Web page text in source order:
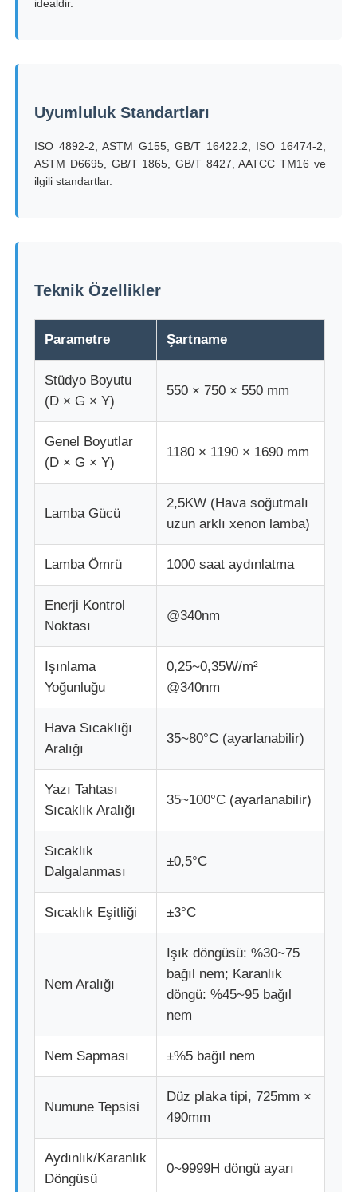
kauçuk test cihazları
Ambalaj testi ekipmanları
Yapıştırıcı deneme ekipmanları
kumaş test makinesi
Sıcaklık ve Nem Kontrol Cihazı
idealdir.
Uyumluluk Standartları
ISO 4892-2, ASTM G155, GB/T 16422.2, ISO 16474-2,
ASTM D6695, GB/T 1865, GB/T 8427, AATCC TM16 ve
ilgili standartlar.
Teknik Özellikler
Parametre Şartname
Stüdyo Boyutu
(D × G × Y)
550 × 750 × 550 mm
Genel Boyutlar
(D × G × Y)
1180 × 1190 × 1690 mm
Lamba Gücü
2,5KW (Hava soğutmalı
uzun arklı xenon lamba)
Lamba Ömrü 1000 saat aydınlatma
Enerji Kontrol
Noktası
@340nm
Işınlama
Yoğunluğu
0,25~0,35W/m²
@340nm
Hava Sıcaklığı
Aralığı
35~80°C (ayarlanabilir)
Yazı Tahtası
Sıcaklık Aralığı
35~100°C (ayarlanabilir)
Sıcaklık
Dalgalanması
±0,5°C
Sıcaklık Eşitliği ±3°C
Nem Aralığı
Işık döngüsü: %30~75
bağıl nem; Karanlık
döngü: %45~95 bağıl
nem
Nem Sapması ±%5 bağıl nem
Numune Tepsisi
Düz plaka tipi, 725mm ×
490mm
Aydınlık/Karanlık
Döngüsü
0~9999H döngü ayarı